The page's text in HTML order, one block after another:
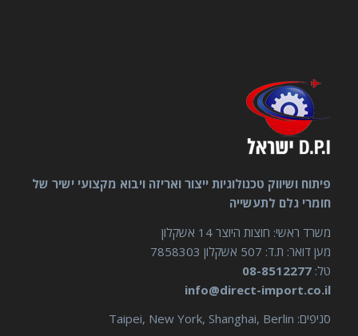
פיתוח ושיווק טכנולוגיות ייצור ואריזה ויבוא מקצועי ישיר של
חומרי גלם לתעשייה
משרד ראשי: חוצות היוצר 14 אשקלון
מען דואר: ת.ד: 507 אשקלון 7858303
טל: 08-8512277
info@direct-import.co.il
סניפים: Taipei, New York, Shanghai, Berlin